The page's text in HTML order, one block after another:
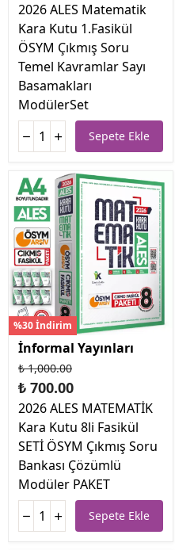
2026 ALES Matematik
Kara Kutu 1.Fasikül
ÖSYM Çıkmış Soru
Temel Kavramlar Sayı
Basamakları
ModülerSet
Sepete Ekle
%30 İndirim
İnformal Yayınları
₺ 1,000.00
₺ 700.00
2026 ALES MATEMATİK
Kara Kutu 8li Fasikül
SETİ ÖSYM Çıkmış Soru
Bankası Çözümlü
Modüler PAKET
Sepete Ekle